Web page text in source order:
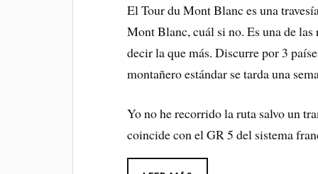
El Tour du Mont Blanc es una
Mont Blanc, cuál si no. Es una de
decir la que más. Discurre por 3
montañero estándar se tarda una
Yo no he recorrido la ruta salvo un
coincide con el GR 5 del sistema